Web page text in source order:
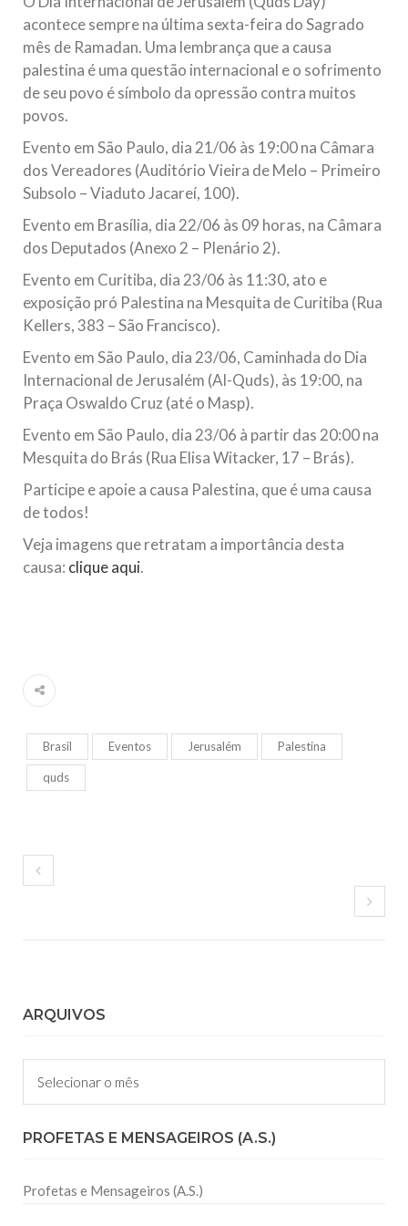
todos os irmãos e irmãs um novo
10 DE NOVEMBRO DE 2013
Falecimento do Imam Ali Ibn Al-Hussein
(A.S.)
Em nome de Deus, o Clemente, o Misericordioso! Diante da
muçulmanos, o Imam Ali Ibn Al-Hussein Ibn Ali Ibn Abi Táleb
(A.S.), conhecido por “Zein Al-Ábidin” (Formosura
NOTÍCIAS
Centro Islâmico no Brasil recebe o ex-
ministro das Relações Exteriores da
República Islâmica do Irã
Na noite da quinta-feira, 03 de Abril, o Centro Islâmico no
Relações Exteriores da República Islâmica do Irã, Sr. Kamal
acontece sempre na última sexta-feira do Sagrado
mês de Ramadan. Uma lembrança que a causa
palestina é uma questão internacional e o sofrimento
de seu povo é símbolo da opressão contra muitos
povos.
Evento em São Paulo, dia 21/06 às 19:00 na Câmara
dos Vereadores (Auditório Vieira de Melo – Primeiro
Subsolo – Viaduto Jacareí, 100).
Evento em Brasília, dia 22/06 às 09 horas, na Câmara
dos Deputados (Anexo 2 – Plenário 2).
Evento em Curitiba, dia 23/06 às 11:30, ato e
exposição pró Palestina na Mesquita de Curitiba (Rua
Kellers, 383 – São Francisco).
Evento em São Paulo, dia 23/06, Caminhada do Dia
Internacional de Jerusalém (Al-Quds), às 19:00, na
Praça Oswaldo Cruz (até o Masp).
Evento em São Paulo, dia 23/06 à partir das 20:00 na
Mesquita do Brás (Rua Elisa Witacker, 17 – Brás).
Participe e apoie a causa Palestina, que é uma causa
de todos!
Veja imagens que retratam a importância desta
causa: clique aqui.
Brasil Eventos Jerusalém Palestina
quds
ARQUIVOS
Arquivos
PROFETAS E MENSAGEIROS (A.S.)
Profetas e Mensageiros (A.S.)